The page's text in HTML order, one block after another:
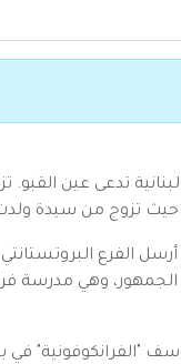
قرية جبلية لبنانية تدعى عين
الفرع
الجمهور، وهي مدرسة
"الفرانكوفونية" في